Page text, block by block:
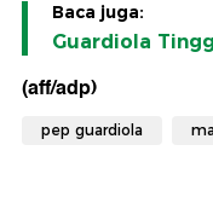
Baca juga:
Guardiola
(aff/adp)
pep guardiola